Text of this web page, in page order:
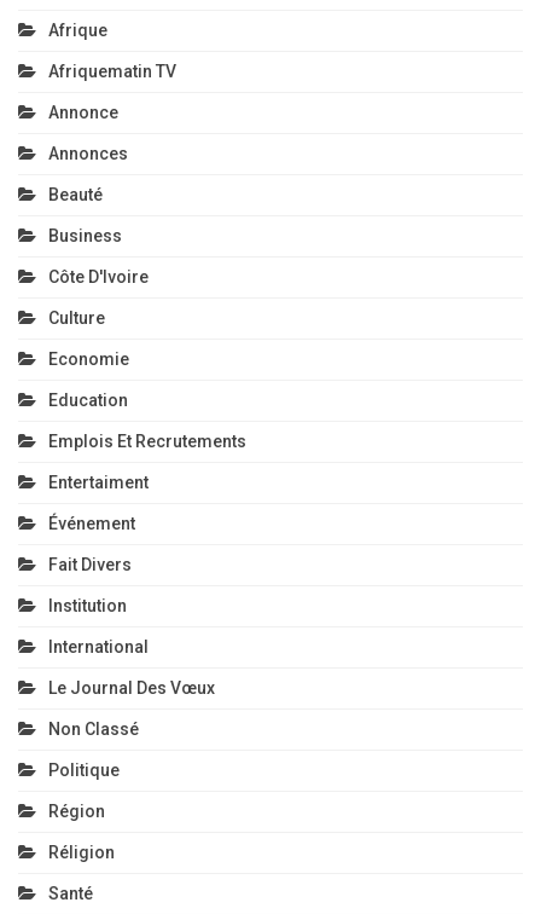
Afrique
Afriquematin TV
Annonce
Annonces
Beauté
Business
Côte D'Ivoire
Culture
Economie
Education
Emplois Et Recrutements
Entertaiment
Événement
Fait Divers
Institution
International
Le Journal Des Vœux
Non Classé
Politique
Région
Réligion
Santé